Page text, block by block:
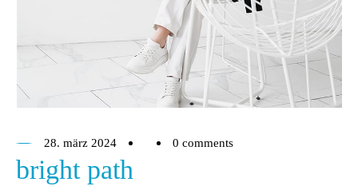
28. märz 2024 0 comments
bright path